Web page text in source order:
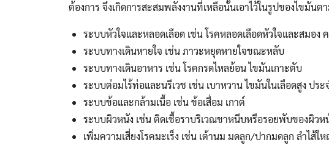
ต้องการ จึงเกิดการสะสมพลังงานที่เหลือนั้นเอาไว้ในรูปของไขมั
ระบบหัวใจและหลอดเลือด เช่น โรคหลอดเลือดหัวใจและสมอง
ระบบทางเดินหายใจ เช่น ภาวะหยุดหายใจขณะหลับ
ระบบทางเดินอาหาร เช่น โรคกรดไหลย้อน ไขมันเกาะตับ
ระบบต่อมไร้ท่อและนรีเวช เช่น เบาหวาน ไขมันในเลือดสูง ประ
ระบบข้อและกล้ามเนื้อ เช่น ข้อเสื่อม เกาต์
ระบบผิวหนัง เช่น ติดเชื้อราบริเวณขาหนีบหรือรอยพับของผิวห
เพิ่มความเสี่ยงโรคมะเร็ง เช่น เต้านม มดลูก/ปากมดลูก ลำไส้ใ